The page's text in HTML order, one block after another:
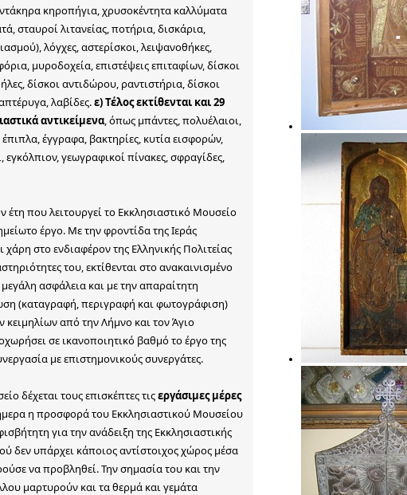
κηροπήγια, χρυσοκέντητα καλλύματα
σταυροί λιτανείας, ποτήρια, δισκάρια,
λόγχες, αστερίσκοι, λειψανοθήκες,
μυροδοχεία, επιστέψεις επιταφίων, δίσκοι
δίσκοι αντιδώρου, ραντιστήρια, δίσκοι
λαβίδες.ε) Τέλος εκτίθενται και 29
αντικείμενα, όπως μπάντες, πολυέλαιοι,
έγγραφα, βακτηρίες, κυτία εισφορών,
εγκόλπιον, γεωγραφικοί πίνακες, σφραγίδες,
έτη που λειτουργεί το Εκκλησιαστικό Μουσείο
έργο. Με την φροντίδα της Ιεράς
στο ενδιαφέρον της Ελληνικής Πολιτείας
του, εκτίθενται στο ανακαινισμένο
ασφάλεια και με την απαραίτητη
(καταγραφή, περιγραφή και φωτογράφιση)
κειμηλίων από την Λήμνο και τον Άγιο
σε ικανοποιητικό βαθμό το έργο της
με επιστημονικούς συνεργάτες.
δέχεται τους επισκέπτες τιςεργάσιμες μέρες
η προσφορά του Εκκλησιαστικού Μουσείου
για την ανάδειξη της Εκκλησιαστικής
δεν υπάρχει κάποιος αντίστοιχος χώρος μέσα
να προβληθεί. Την σημασία του και την
μαρτυρούν και τα θερμά και γεμάτα